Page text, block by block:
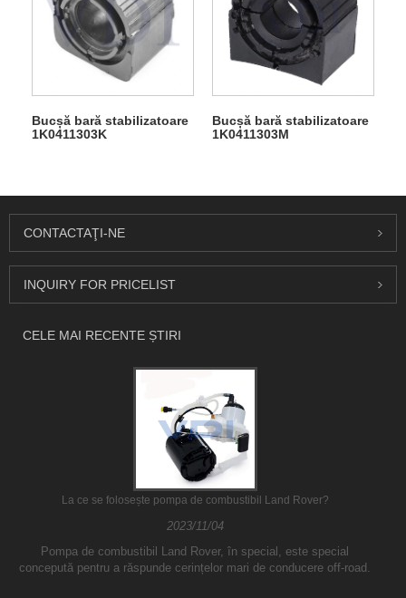
Bucșă bară stabilizatoare
1K0411303K
Bucșă bară stabilizatoare
1K0411303M
CONTACTAŢI-NE
INQUIRY FOR PRICELIST
CELE MAI RECENTE ȘTIRI
La ce se folosește pompa de combustibil Land Rover?
2023/11/04
Pompa de combustibil Land Rover, în special, este special
concepută pentru a răspunde cerințelor mari de conducere off-road.